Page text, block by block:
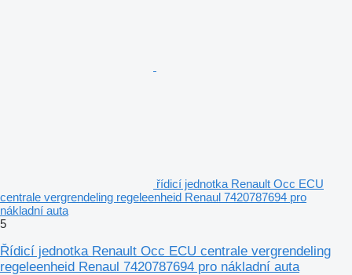
řídicí jednotka Renault Occ ECU
centrale vergrendeling regeleenheid Renaul 7420787694 pro
nákladní auta
5
Řídicí jednotka Renault Occ ECU centrale vergrendeling
regeleenheid Renaul 7420787694 pro nákladní auta